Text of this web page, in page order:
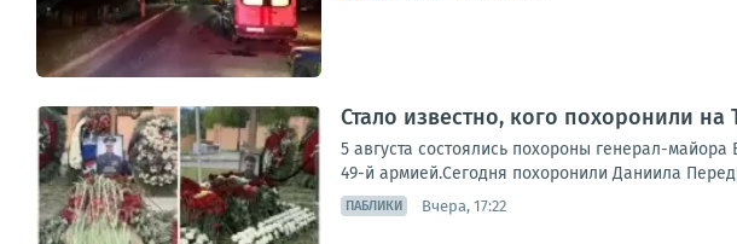
Стало известно, кого похоронили
5 августа состоялись похороны генерал-
49-й армией.Сегодня похоронили Даниила
ПАБЛИКИ Вчера, 17:22